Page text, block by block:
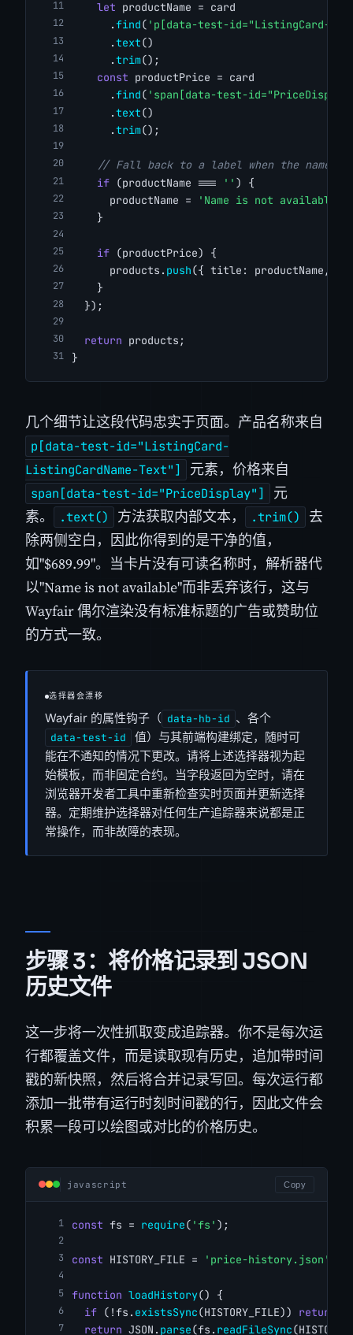
let productName = card
      .
find( 'p[data-test-id="ListingCard-
      .
text()
      .
trim();
const productPrice = card
      .
find( 'span[data-test-
      .
text()
      .
trim();
// Fall back to a label when the name is
if (productName === '' ) {
      productName =
'Name is not available'
    }
if (productPrice) {
      products.
push({ title: productName,
    }
  });
return products;
}
几个细节让这段代码忠实于页面。产品名称来自
p[data-test-id="ListingCard-
ListingCardName-Text"]
元素，价格来自
span[data-test-id="PriceDisplay"]
元
素。
.text() 方法获取内部文本， .trim()
去
除两侧空白，因此你得到的是干净的值，
如"$689.99"。当卡片没有可读名称时，解析器代
以"Name is not available"而非丢弃该行，这与
Wayfair 偶尔渲染没有标准标题的广告或赞助位
的方式一致。
选择器会漂移
Wayfair 的属性钩子（ data-hb-id 、各个
data-test-id
值）与其前端构建绑定，随时可
能在不通知的情况下更改。请将上述选择器视为起
始模板，而非固定合约。当字段返回为空时，请在
浏览器开发者工具中重新检查实时页面并更新选择
器。定期维护选择器对任何生产追踪器来说都是正
常操作，而非故障的表现。
步骤 3：将价格记录到 JSON
历史文件
这一步将一次性抓取变成追踪器。你不是每次运
行都覆盖文件，而是读取现有历史，追加带时间
戳的新快照，然后将合并记录写回。每次运行都
添加一批带有运行时刻时间戳的行，因此文件会
积累一段可以绘图或对比的价格历史。
javascript Copy
const fs = require( 'fs' );
const HISTORY_FILE = 'price-history.json'
function loadHistory() {
if (!fs. existsSync(HISTORY_FILE)) return
return JSON. parse(fs. readFileSync